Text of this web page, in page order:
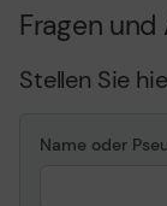
Fragen
Stellen Sie
Name oder